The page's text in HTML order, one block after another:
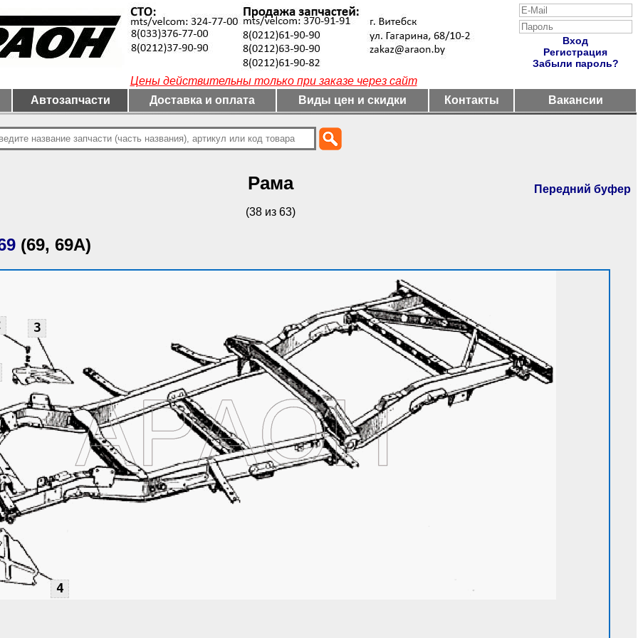
Вход
Регистрация
Забыли пароль?
Цены действительны только при заказе через сайт
Автозапчасти
Доставка и оплата Виды цен и скидки Контакты Вакансии
Рама
(38 из 63)
Передний буфер
(69, 69А)
3
4